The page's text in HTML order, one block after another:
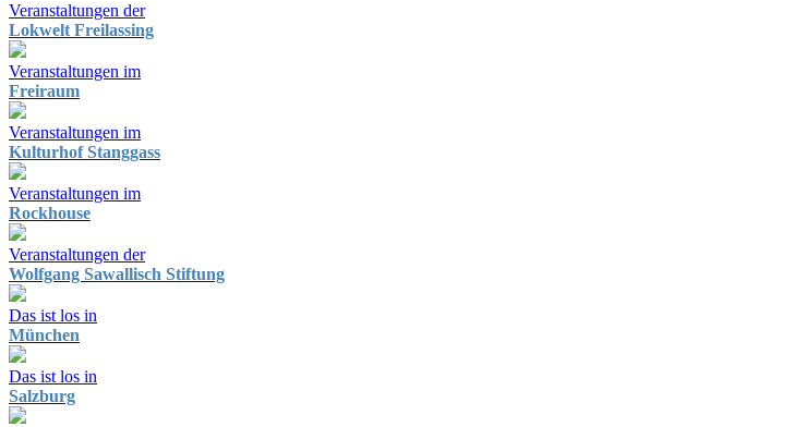
Veranstaltungen der
Lokwelt Freilassing
Veranstaltungen im
Freiraum
Veranstaltungen im
Kulturhof Stanggass
Veranstaltungen im
Rockhouse
Veranstaltungen der
Wolfgang Sawallisch Stiftung
Das ist los in
München
Das ist los in
Salzburg